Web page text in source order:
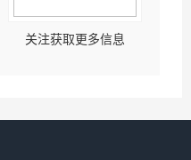
关注获取更多信息